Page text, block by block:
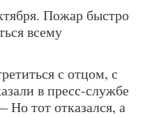
Пожар быстро
всему
с отцом, с
в пресс-службе
тот отказался, а